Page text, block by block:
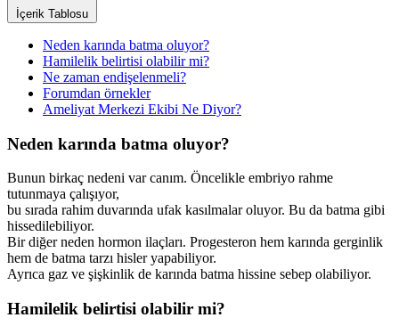
İçerik Tablosu
Neden karında batma oluyor?
Hamilelik belirtisi olabilir mi?
Ne zaman endişelenmeli?
Forumdan örnekler
Ameliyat Merkezi Ekibi Ne Diyor?
Neden karında batma oluyor?
Bunun birkaç nedeni var canım. Öncelikle embriyo rahme
tutunmaya çalışıyor,
bu sırada rahim duvarında ufak kasılmalar oluyor. Bu da batma gibi
hissedilebiliyor.
Bir diğer neden hormon ilaçları. Progesteron hem karında gerginlik
hem de batma tarzı hisler yapabiliyor.
Ayrıca gaz ve şişkinlik de karında batma hissine sebep olabiliyor.
Hamilelik belirtisi olabilir mi?